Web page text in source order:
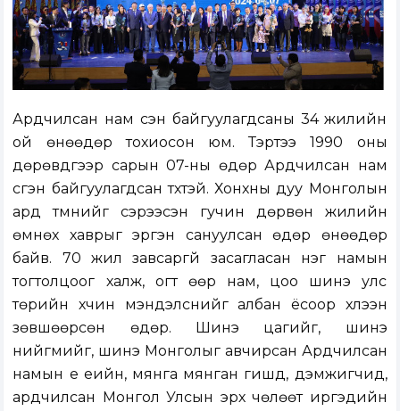
Ардчилсан нам үүсэн байгуулагдсаны 34 жилийн
ой өнөөдөр тохиосон юм. Тэртээ 1990 оны
дөрөвдүгээр сарын 07-ны өдөр Ардчилсан нам
үүсгэн байгуулагдсан түүхтэй. Хонхны дуу Монголын
ард түмнийг сэрээсэн гучин дөрвөн жилийн
өмнөх хаврыг эргэн сануулсан өдөр өнөөдөр
байв. 70 жил завсаргүй засагласан нэг намын
тогтолцоог халж, огт өөр нам, цоо шинэ улс
төрийн хүчин мэндэлснийг албан ёсоор хүлээн
зөвшөөрсөн өдөр. Шинэ цагийг, шинэ
нийгмийг, шинэ Монголыг авчирсан Ардчилсан
намын үе үеийн, мянга мянган гишүүд, дэмжигчид,
ардчилсан Монгол Улсын эрх чөлөөт иргэдийн